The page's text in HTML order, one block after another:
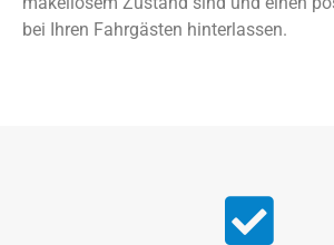
bei Ihren Fahrgästen hinterlassen.